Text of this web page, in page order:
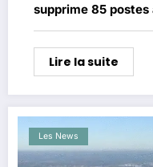
supprime 85
Lire la suite
Les News